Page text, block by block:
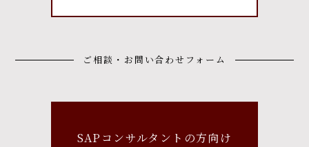
ご相談・お問い合わせフォーム
SAPコンサルタントの方向け